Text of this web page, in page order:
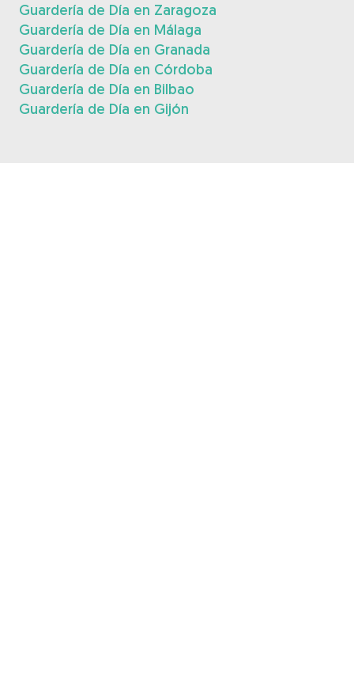
Guardería de Día en Zaragoza
Guardería de Día en Málaga
Guardería de Día en Granada
Guardería de Día en Córdoba
Guardería de Día en Bilbao
Guardería de Día en Gijón